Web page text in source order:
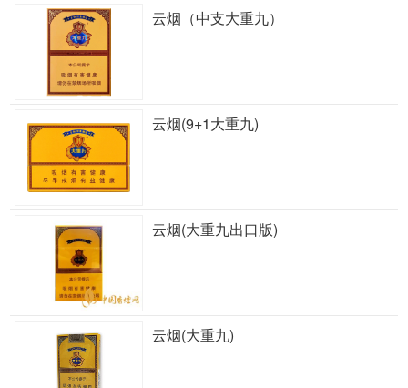
云烟（中支大重九）
云烟(9+1大重九)
云烟(大重九出口版)
云烟(大重九)